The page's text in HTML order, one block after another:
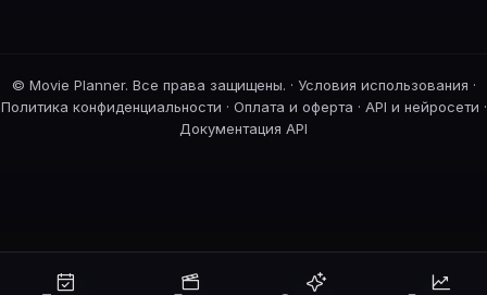
© Movie Planner. Все права защищены. · Условия использования ·
Политика конфиденциальности · Оплата и оферта · API и нейросети ·
Документация API